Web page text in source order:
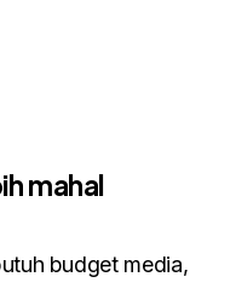
mahal
budget media,